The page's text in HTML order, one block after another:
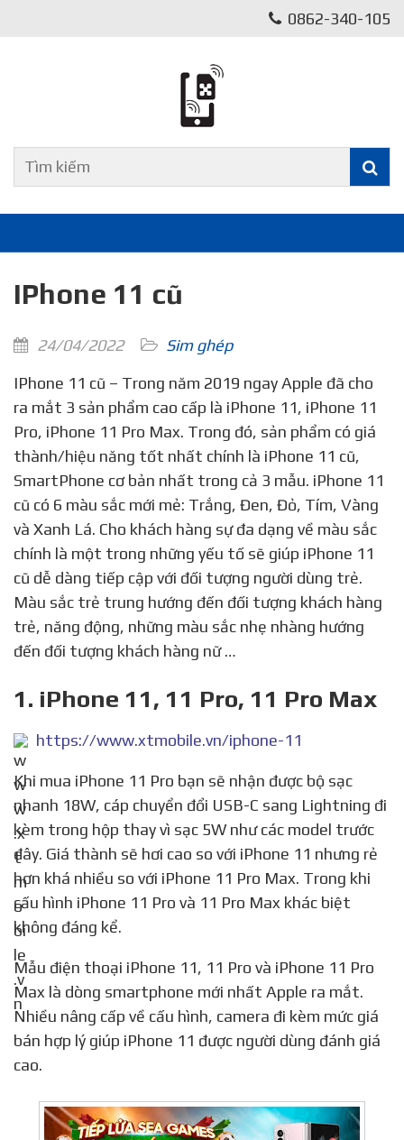
0862-340-105
IPhone 11 cũ
24/04/2022
Sim ghép
IPhone 11 cũ – Trong năm 2019 ngay Apple đã cho
ra mắt 3 sản phẩm cao cấp là iPhone 11, iPhone 11
Pro, iPhone 11 Pro Max. Trong đó, sản phẩm có giá
thành/hiệu năng tốt nhất chính là iPhone 11 cũ,
SmartPhone cơ bản nhất trong cả 3 mẫu. iPhone 11
cũ có 6 màu sắc mới mẻ: Trắng, Đen, Đỏ, Tím, Vàng
và Xanh Lá. Cho khách hàng sự đa dạng về màu sắc
chính là một trong những yếu tố sẽ giúp iPhone 11
cũ dễ dàng tiếp cập với đối tượng người dùng trẻ.
Màu sắc trẻ trung hướng đến đối tượng khách hàng
trẻ, năng động, những màu sắc nhẹ nhàng hướng
đến đối tượng khách hàng nữ …
1. iPhone 11, 11 Pro, 11 Pro Max
https://www.xtmobile.vn/iphone-11
Khi mua iPhone 11 Pro bạn sẽ nhận được bộ sạc
nhanh 18W, cáp chuyển đổi USB-C sang Lightning đi
kèm trong hộp thay vì sạc 5W như các model trước
đây. Giá thành sẽ hơi cao so với iPhone 11 nhưng rẻ
hơn khá nhiều so với iPhone 11 Pro Max. Trong khi
cấu hình iPhone 11 Pro và 11 Pro Max khác biệt
không đáng kể.
Mẫu điện thoại iPhone 11, 11 Pro và iPhone 11 Pro
Max là dòng smartphone mới nhất Apple ra mắt.
Nhiều nâng cấp về cấu hình, camera đi kèm mức giá
bán hợp lý giúp iPhone 11 được người dùng đánh giá
cao.